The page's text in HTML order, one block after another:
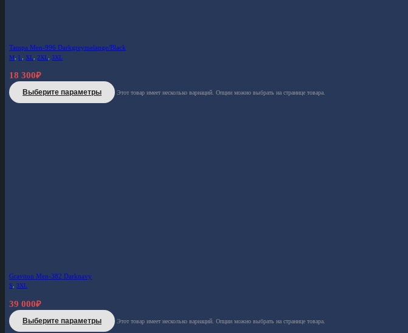
Tampa Men-996 Darkgreymelange/Black
M,L,XL,2XL,3XL
18 300₽
Выберите параметры Этот товар имеет несколько вариаций. Опции можно выбрать на странице товара.
Graviton Men-382 Darknavy
S,3XL
39 000₽
Выберите параметры Этот товар имеет несколько вариаций. Опции можно выбрать на странице товара.